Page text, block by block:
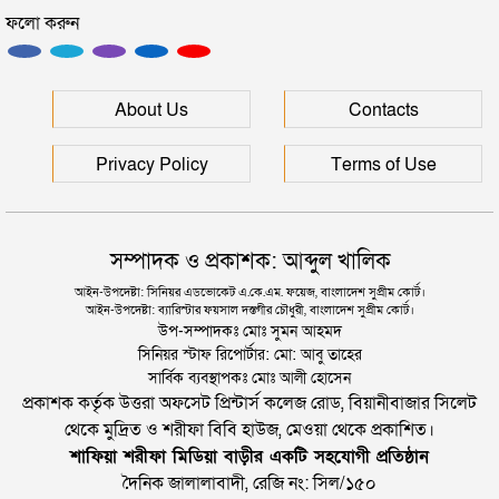
প্রধানমন্ত্রী
সিলেটে আরও দুইজনের মৃত্যু, হাসপাতালে ৩ শতাধিক
ফলো করুন
About Us Contacts
Privacy Policy Terms of Use
সম্পাদক ও প্রকাশক: আব্দুল খালিক
আইন-উপদেষ্টা: সিনিয়র এডভোকেট এ.কে.এম. ফয়েজ, বাংলাদেশ সুপ্রীম কোর্ট।
আইন-উপদেষ্টা: ব্যারিস্টার ফয়সাল দস্তগীর চৌধুরী, বাংলাদেশ সুপ্রীম কোর্ট।
উপ-সম্পাদকঃ মোঃ সুমন আহমদ
সিনিয়র স্টাফ রিপোর্টার: মো: আবু তাহের
সার্বিক ব্যবস্থাপকঃ মোঃ আলী হোসেন
প্রকাশক কর্তৃক উত্তরা অফসেট প্রিন্টার্স কলেজ রোড, বিয়ানীবাজার সিলেট
থেকে মুদ্রিত ও শরীফা বিবি হাউজ, মেওয়া থেকে প্রকাশিত।
শাফিয়া শরীফা মিডিয়া বাড়ীর একটি সহযোগী প্রতিষ্ঠান
দৈনিক জালালাবাদী, রেজি নং: সিল/১৫০